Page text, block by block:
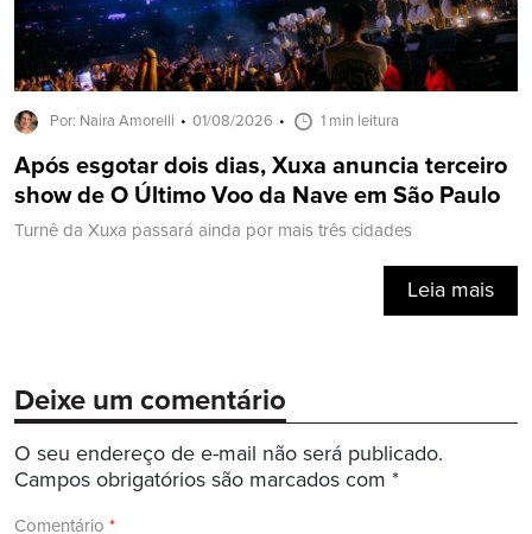
Por: Naira Amorelli 01/08/2026 1 min leitura
Após esgotar dois dias, Xuxa anuncia terceiro
show de O Último Voo da Nave em São Paulo
Turnê da Xuxa passará ainda por mais três cidades
Leia mais
Deixe um comentário
O seu endereço de e-mail não será publicado.
Campos obrigatórios são marcados com *
Comentário *